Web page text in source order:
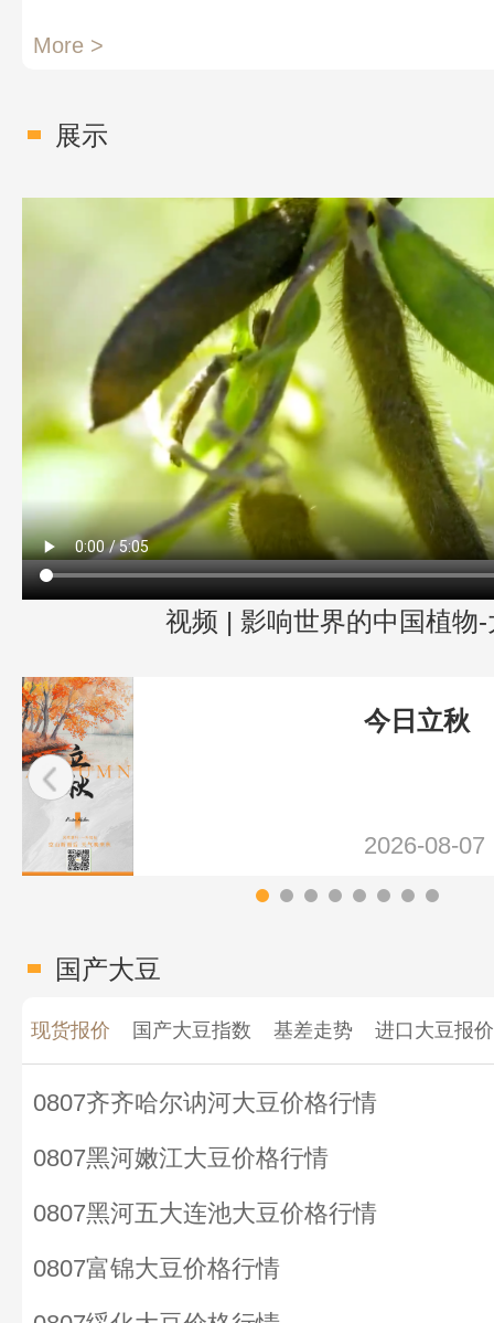
More >
展示
视频 | 影响世界的中国植物-
今日立秋
2026-08-07
国产大豆
现货报价 国产大豆指数 基差走势 进口大豆报价
0807齐齐哈尔讷河大豆价格行情
0807黑河嫩江大豆价格行情
0807黑河五大连池大豆价格行情
0807富锦大豆价格行情